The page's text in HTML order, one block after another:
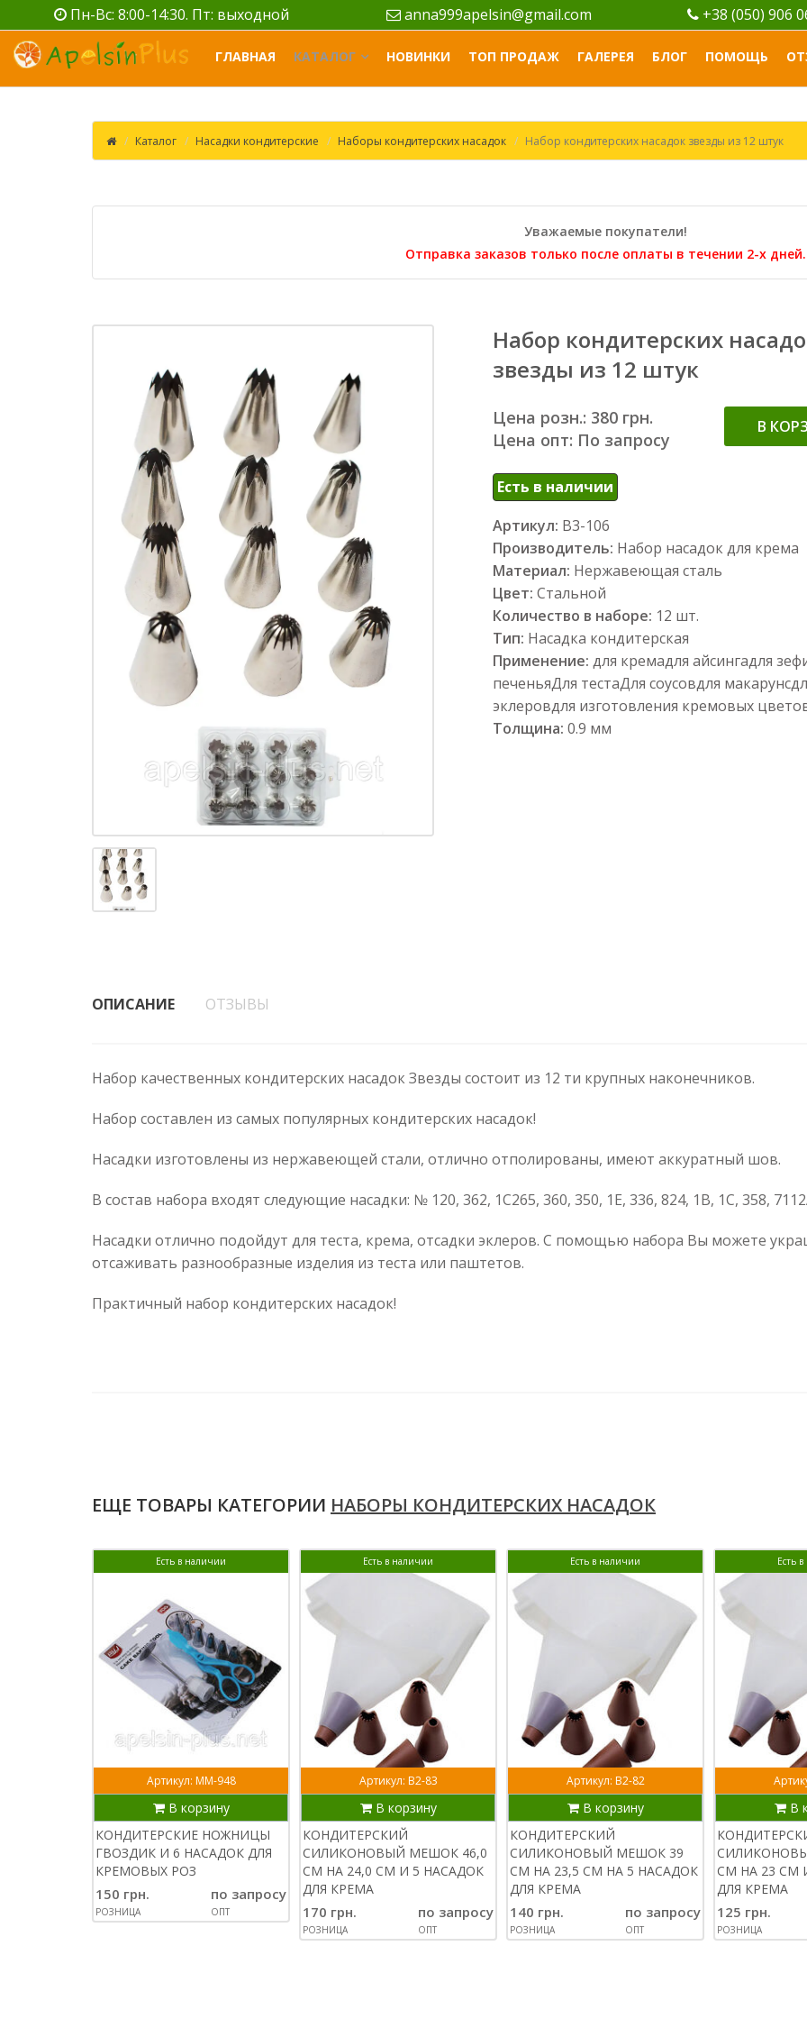
Пн-Вс: 8:00-14:30. Пт: выходной anna999apelsin@gmail.com +38 (050) 906
ГЛАВНАЯ КАТАЛОГ НОВИНКИ ТОП ПРОДАЖ ГАЛЕРЕЯ БЛОГ ПОМОЩЬ
Каталог Насадки кондитерские Наборы кондитерских насадок Набор кондитерских насадок звезды из 12 штук
Уважаемые покупатели!
Отправка заказов только после оплаты в течении 2-х дней.
Набор кондитерских
звезды из 12 штук
Цена розн.: 380 грн.
Цена опт: По запросу
В
Есть в наличии
Артикул: В3-106
Производитель: Набор насадок для крема
Материал: Нержавеющая сталь
Цвет: Стальной
Количество в наборе: 12 шт.
Тип: Насадка кондитерская
Применение: для кремадля айсингадля
печеньяДля тестаДля соусовдля
эклеровдля изготовления кремовых
Толщина: 0.9 мм
ОПИСАНИЕ ОТЗЫВЫ
Набор качественных кондитерских насадок Звезды состоит из 12 ти крупных наконечников.
Набор составлен из самых популярных кондитерских насадок!
Насадки изготовлены из нержавеющей стали, отлично отполированы, имеют аккуратный шов.
В состав набора входят следующие насадки: № 120, 362, 1С265, 360, 350, 1Е, 336, 824, 1В, 1С, 358,
Насадки отлично подойдут для теста, крема, отсадки эклеров. С помощью набора Вы можете
отсаживать разнообразные изделия из теста или паштетов.
Практичный набор кондитерских насадок!
ЕЩЕ ТОВАРЫ КАТЕГОРИИ НАБОРЫ КОНДИТЕРСКИХ НАСАДОК
Есть в наличии
Артикул: ММ-948
В корзину
КОНДИТЕРСКИЕ НОЖНИЦЫ
ГВОЗДИК И 6 НАСАДОК ДЛЯ
КРЕМОВЫХ РОЗ
150 грн.
РОЗНИЦА
по запросу
ОПТ
Есть в наличии
Артикул: В2-83
В корзину
КОНДИТЕРСКИЙ
СИЛИКОНОВЫЙ МЕШОК 46,0
СМ НА 24,0 СМ И 5 НАСАДОК
ДЛЯ КРЕМА
170 грн.
РОЗНИЦА
по запросу
ОПТ
Есть в наличии
Артикул: В2-82
В корзину
КОНДИТЕРСКИЙ
СИЛИКОНОВЫЙ МЕШОК 39
СМ НА 23,5 СМ НА 5 НАСАДОК
ДЛЯ КРЕМА
140 грн.
РОЗНИЦА
по запросу
ОПТ
Есть
В
СМ НА 23 СМ
ДЛЯ КРЕМА
125 грн.
РОЗНИЦА